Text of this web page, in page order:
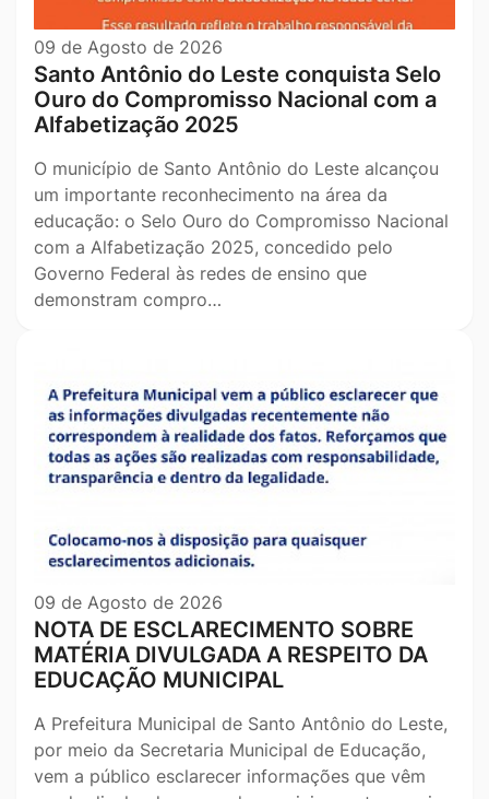
09 de Agosto de 2026
Santo Antônio do Leste conquista Selo
Ouro do Compromisso Nacional com a
Alfabetização 2025
O município de Santo Antônio do Leste alcançou
um importante reconhecimento na área da
educação: o Selo Ouro do Compromisso Nacional
com a Alfabetização 2025, concedido pelo
Governo Federal às redes de ensino que
demonstram compro…
09 de Agosto de 2026
NOTA DE ESCLARECIMENTO SOBRE
MATÉRIA DIVULGADA A RESPEITO DA
EDUCAÇÃO MUNICIPAL
A Prefeitura Municipal de Santo Antônio do Leste,
por meio da Secretaria Municipal de Educação,
vem a público esclarecer informações que vêm